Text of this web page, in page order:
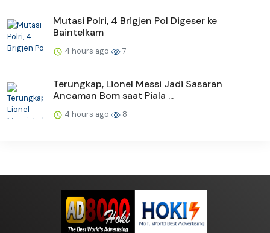
Mutasi Polri, 4 Brigjen Pol Digeser ke
Baintelkam
4 hours ago 7
Terungkap, Lionel Messi Jadi Sasaran
Ancaman Bom saat Piala ...
4 hours ago 8